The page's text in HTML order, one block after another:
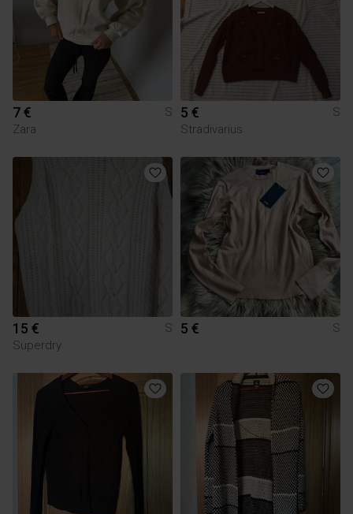
7 €
S
Zara
5 €
S
Stradivarius
15 €
S
Superdry
5 € S